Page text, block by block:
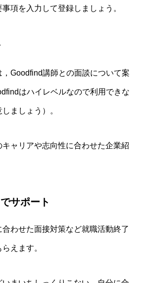
項を入力して登録しましょう。
Goodfind講師との面談について案
はハイレベルなので利用できな
ましょう）。
ャリアや志向性に合わせた企業紹
サポート
わせた面接対策など就職活動終了
えます。